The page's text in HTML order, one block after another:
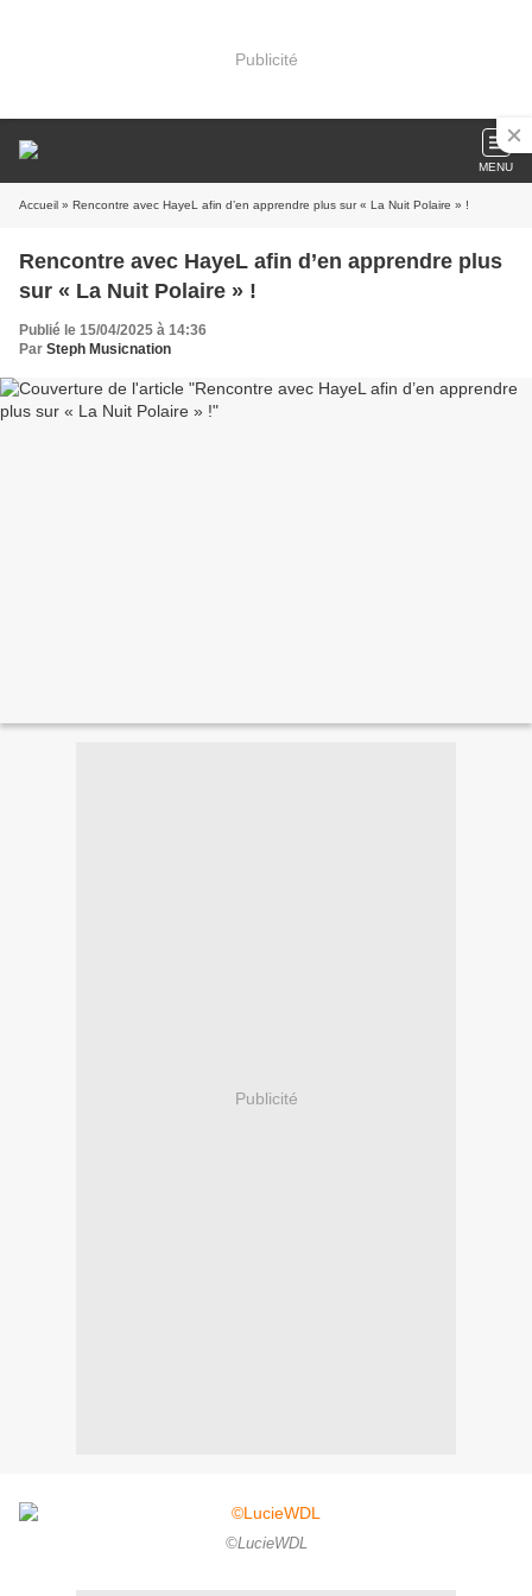
Publicité
MENU
Accueil » Rencontre avec HayeL afin d’en apprendre plus sur « La Nuit Polaire » !
Rencontre avec HayeL afin d’en apprendre plus
sur « La Nuit Polaire » !
Publié le 15/04/2025 à 14:36
Par Steph Musicnation
Publicité
©LucieWDL